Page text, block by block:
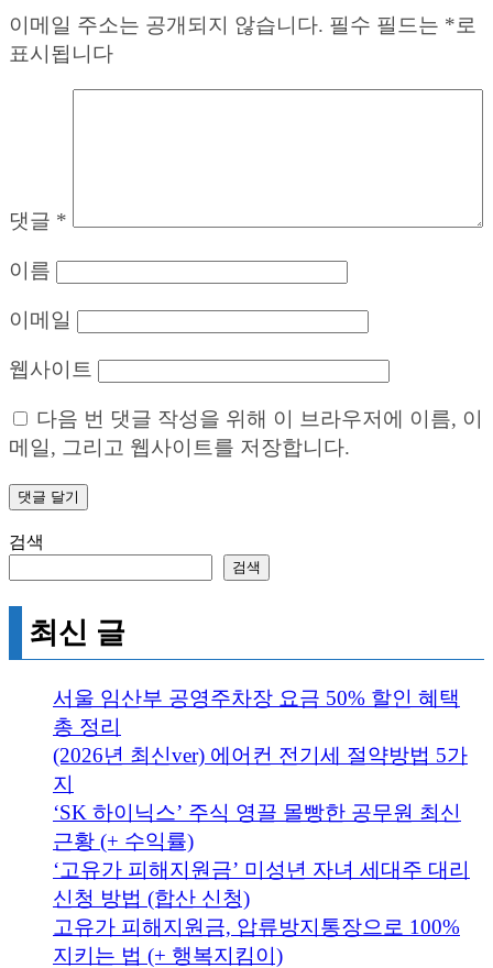
이메일 주소는 공개되지 않습니다. 필수 필드는 *로
표시됩니다
댓글 *
이름
이메일
웹사이트
다음 번 댓글 작성을 위해 이 브라우저에 이름, 이
메일, 그리고 웹사이트를 저장합니다.
검색
검색
최신 글
서울 임산부 공영주차장 요금 50% 할인 혜택
총 정리
(2026년 최신ver) 에어컨 전기세 절약방법 5가
지
‘SK 하이닉스’ 주식 영끌 몰빵한 공무원 최신
근황 (+ 수익률)
‘고유가 피해지원금’ 미성년 자녀 세대주 대리
신청 방법 (합산 신청)
고유가 피해지원금, 압류방지통장으로 100%
지키는 법 (+ 행복지킴이)